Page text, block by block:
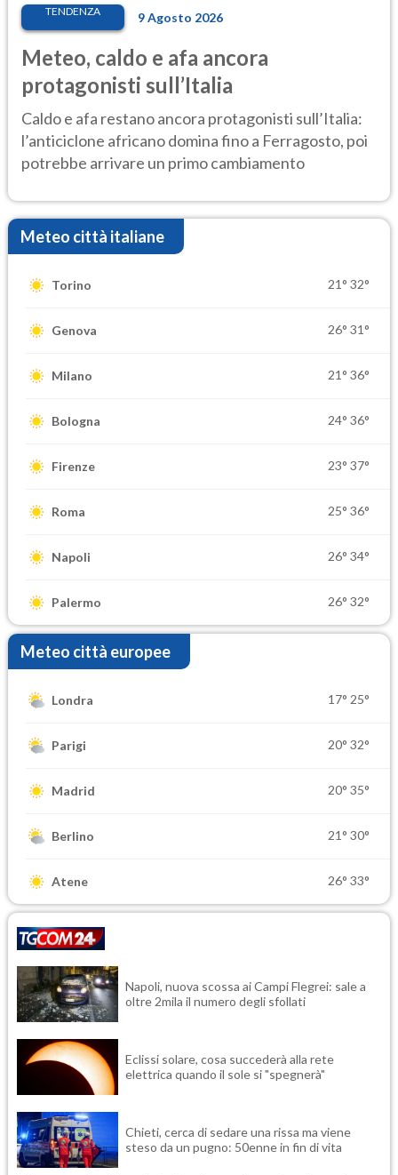
TENDENZA 9 Agosto 2026
Meteo, caldo e afa ancora
protagonisti sull’Italia
Caldo e afa restano ancora protagonisti sull’Italia:
l’anticiclone africano domina fino a Ferragosto, poi
potrebbe arrivare un primo cambiamento
Meteo città italiane
Torino 21° 32°
Genova 26° 31°
Milano 21° 36°
Bologna 24° 36°
Firenze 23° 37°
Roma 25° 36°
Napoli 26° 34°
Palermo 26° 32°
Meteo città europee
Londra 17° 25°
Parigi 20° 32°
Madrid 20° 35°
Berlino 21° 30°
Atene 26° 33°
Napoli, nuova scossa ai Campi Flegrei: sale a
oltre 2mila il numero degli sfollati
Eclissi solare, cosa succederà alla rete
elettrica quando il sole si "spegnerà"
Chieti, cerca di sedare una rissa ma viene
steso da un pugno: 50enne in fin di vita